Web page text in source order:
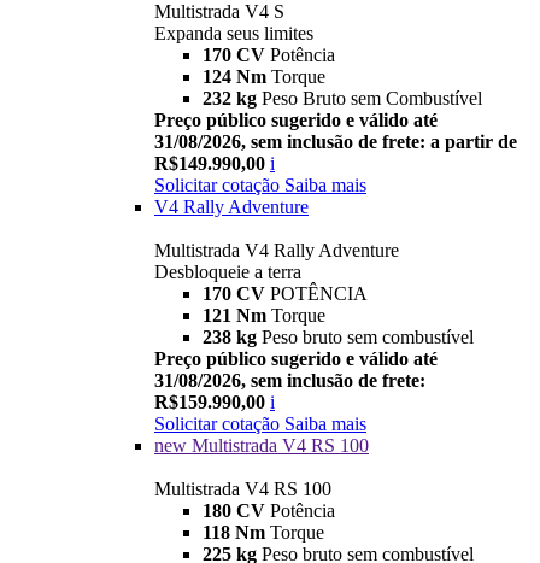
Multistrada V4 S
Expanda seus limites
170 CV Potência
124 Nm Torque
232 kg Peso Bruto sem Combustível
Preço público sugerido e válido até
31/08/2026, sem inclusão de frete: a partir de
R$149.990,00 i
Solicitar cotação Saiba mais
V4 Rally Adventure
Multistrada V4 Rally Adventure
Desbloqueie a terra
170 CV POTÊNCIA
121 Nm Torque
238 kg Peso bruto sem combustível
Preço público sugerido e válido até
31/08/2026, sem inclusão de frete:
R$159.990,00 i
Solicitar cotação Saiba mais
new Multistrada V4 RS 100
Multistrada V4 RS 100
180 CV Potência
118 Nm Torque
225 kg Peso bruto sem combustível